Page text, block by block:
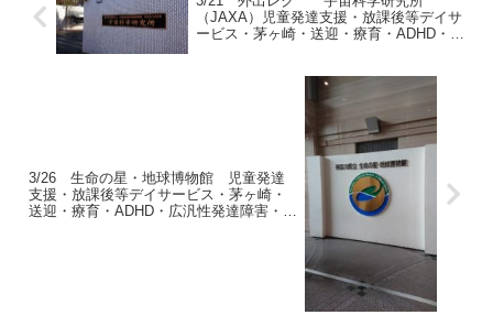
（JAXA）児童発達支援・放課後等デイサ
ービス・茅ヶ崎・送迎・療育・ADHD・広
3/26 生命の星・地球博物館 児童発達
支援・放課後等デイサービス・茅ヶ崎・
送迎・療育・ADHD・広汎性発達障害・自